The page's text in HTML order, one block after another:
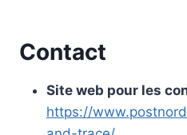
Contact
Site web pour les
https://